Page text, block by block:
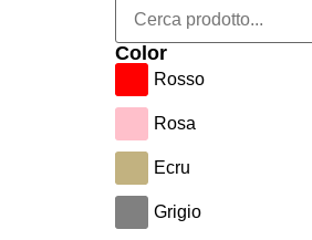
Color
Rosso
Rosa
Ecru
Grigio